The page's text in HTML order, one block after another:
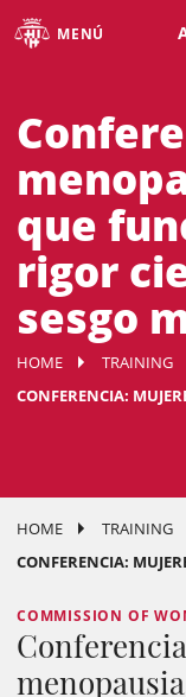
MENÚ
que
rigor
sesgo
HOME
TRAINING
CONFERENCIA:
HOME
TRAINING
CONFERENCIA:
COMMISSION OF